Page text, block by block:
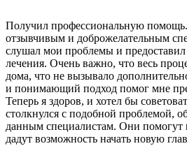
Получил профессиональную помощь.
отзывчивым и доброжелательным
слушал мои проблемы и
лечения. Очень важно, что весь
дома, что не вызывало
и понимающий подход помог мне
Теперь я здоров, и хотел бы
столкнулся с подобной проблемой,
данным специалистам. Они помогут
дадут возможность начать новую